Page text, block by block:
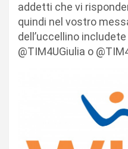
addetti che vi
quindi nel vostro
dell’uccellino
@TIM4UGiulia o